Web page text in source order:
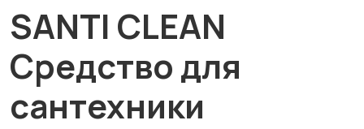
SANTI CLEAN
Средство для
сантехники